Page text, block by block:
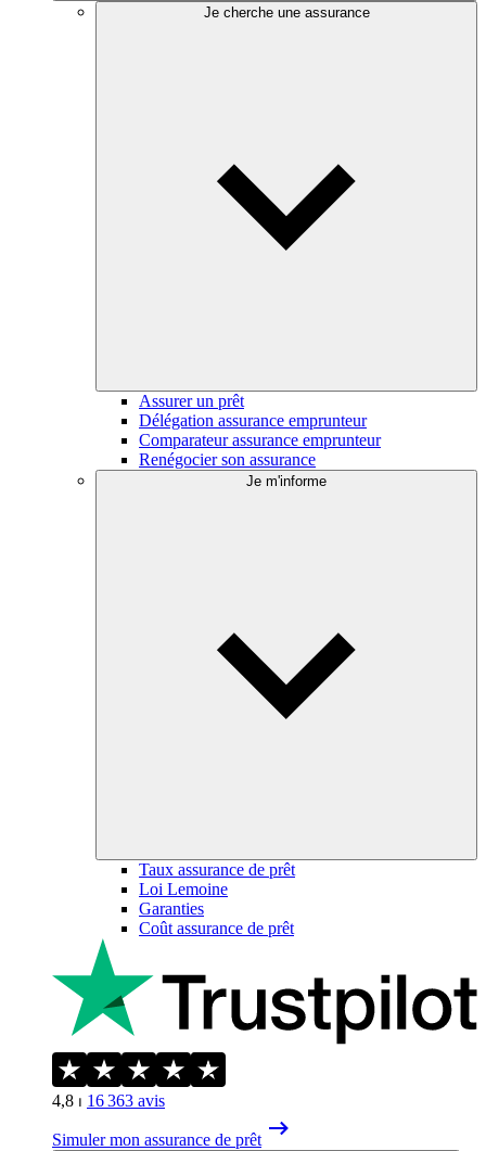
Je cherche une assurance
Assurer un prêt
Délégation assurance emprunteur
Comparateur assurance emprunteur
Renégocier son assurance
Je m'informe
Taux assurance de prêt
Loi Lemoine
Garanties
Coût assurance de prêt
4,8 ⏐ 16 363 avis
Simuler mon assurance de prêt